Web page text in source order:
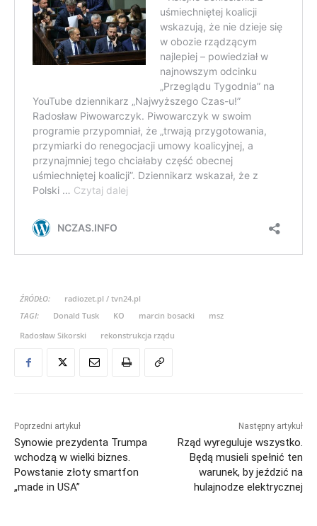
ŹRÓDŁO:
radiozet.pl / tvn24.pl
TAGI:
Donald Tusk KO marcin bosacki
msz
Radosław Sikorski
rekonstrukcja rządu
Poprzedni artykuł
Synowie prezydenta Trumpa
wchodzą w wielki biznes.
Powstanie złoty smartfon
„made in USA”
Następny artykuł
Rząd wyreguluje wszystko.
Będą musieli spełnić ten
warunek, by jeździć na
hulajnodze elektrycznej